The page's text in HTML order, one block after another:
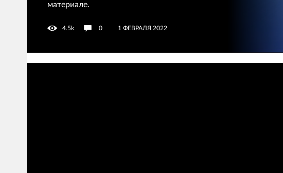
материале.
4.5k 0 1 ФЕВРАЛЯ 2022